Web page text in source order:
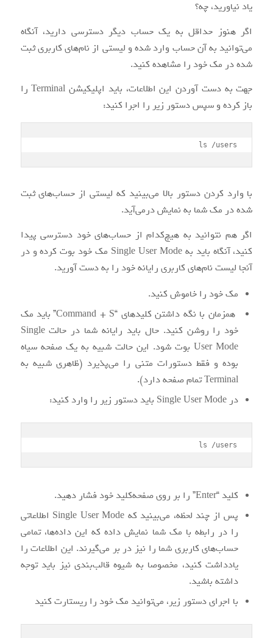
یاد نیاورید، چه؟
اگر هنوز حداقل به یک حساب دیگر دسترسی دارید، آنگاه
می‌توانید به آن حساب وارد شده و لیستی از نام‌های کاربری ثبت
شده در مک خود را مشاهده کنید.
جهت به دست آوردن این اطلاعات، باید اپلیکیشن Terminal را
باز کرده و سپس دستور زیر را اجرا کنید:
ls /users
با وارد کردن دستور بالا می‌بینید که لیستی از حساب‌های ثبت
شده در مک شما به نمایش درمی‌آید.
اگر هم نتوانید به هیچ‌کدام از حساب‌های خود دسترسی پیدا
کنید، آنگاه باید به Single User Mode مک خود بوت کرده و در
آنجا لیست نام‌های کاربری رایانه خود را به دست آورید.
مک خود را خاموش کنید.
همزمان با نگه داشتن کلیدهای “Command + S” باید مک
خود را روشن کنید. حال باید رایانه شما در حالت Single
User Mode بوت شود. این حالت شبیه به یک صفحه سیاه
بوده و فقط دستورات متنی را می‌پذیرد (ظاهری شبیه به
Terminal تمام صفحه دارد).
در Single User Mode باید دستور زیر را وارد کنید:
ls /users
کلید “Enter” را بر روی صفحه‌کلید خود فشار دهید.
پس از چند لحظه، می‌بینید که Single User Mode اطلاعاتی
را در رابطه با مک شما نمایش داده که این داده‌ها، تمامی
حساب‌های کاربری شما را نیز در بر می‌گیرند. این اطلاعات را
یادداشت کنید، مخصوصا به شیوه قالب‌بندی نیز باید توجه
داشته باشید.
با اجرای دستور زیر، می‌توانید مک خود را ریستارت کنید